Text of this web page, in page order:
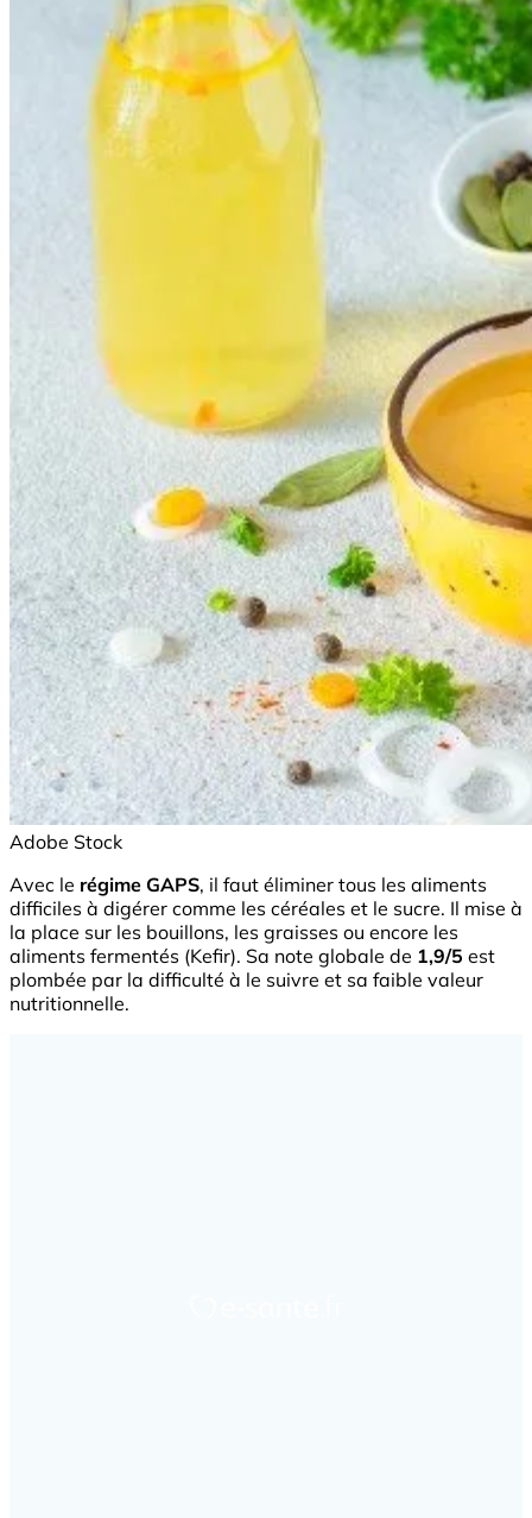
Adobe Stock
Avec le régime GAPS, il faut éliminer tous les aliments
difficiles à digérer comme les céréales et le sucre. Il mise à
la place sur les bouillons, les graisses ou encore les
aliments fermentés (Kefir). Sa note globale de 1,9/5 est
plombée par la difficulté à le suivre et sa faible valeur
nutritionnelle.